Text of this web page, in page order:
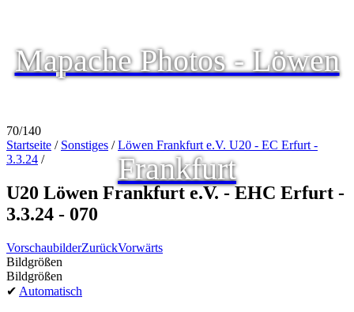
Mapache Photos - Löwen
Frankfurt
70/140
Startseite / Sonstiges /Löwen Frankfurt e.V. U20 - EC Erfurt -
3.3.24 /
U20 Löwen Frankfurt e.V. - EHC Erfurt -
3.3.24 - 070
VorschaubilderZurückVorwärts
Bildgrößen
Bildgrößen
✔ Automatisch